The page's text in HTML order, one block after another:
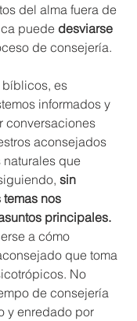
del alma fuera de
puede desviarse
de consejería.
es
informados y
conversaciones
aconsejados
que
sin
nos
principales.
a cómo
que toma
No
de consejería
y enredado por